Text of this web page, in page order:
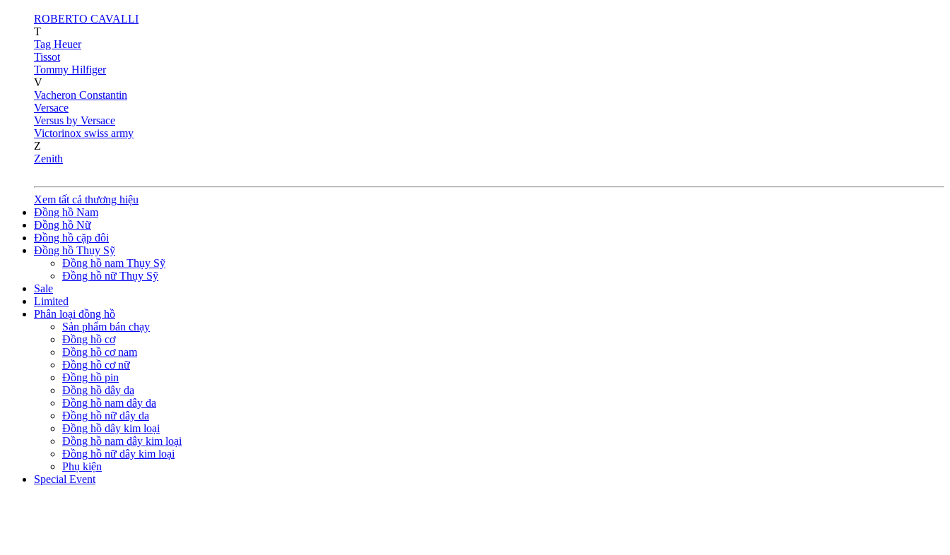
ROBERTO CAVALLI
T
Tag Heuer
Tissot
Tommy Hilfiger
V
Vacheron Constantin
Versace
Versus by Versace
Victorinox swiss army
Z
Zenith
Xem tất cả thương hiệu
Đồng hồ Nam
Đồng hồ Nữ
Đồng hồ cặp đôi
Đồng hồ Thụy Sỹ
Đồng hồ nam Thụy Sỹ
Đồng hồ nữ Thụy Sỹ
Sale
Limited
Phân loại đồng hồ
Sản phẩm bán chạy
Đồng hồ cơ
Đồng hồ cơ nam
Đồng hồ cơ nữ
Đồng hồ pin
Đồng hồ dây da
Đồng hồ nam dây da
Đồng hồ nữ dây da
Đồng hồ dây kim loại
Đồng hồ nam dây kim loại
Đồng hồ nữ dây kim loại
Phụ kiện
Special Event